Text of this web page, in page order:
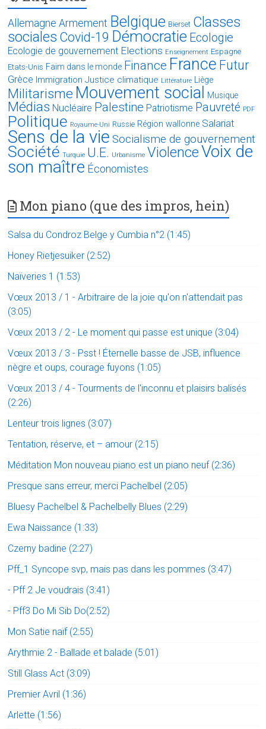
Allemagne Armement Belgique Bierset Classes
sociales Covid-19 Démocratie Ecologie
Ecologie de gouvernement Elections Enseignement Espagne
Etats-Unis Faim dans le monde Finance France Futur
Grèce Immigration Justice climatique Littérature Liège
Militarisme Mouvement social Musique
Médias Nucléaire Palestine Patriotisme Pauvreté PDF
Politique Royaume-Uni Russie Région wallonne Salariat
Sens de la vie Socialisme de gouvernement
Société Turquie U.E. Urbanisme ViolenceVoix de
son maître Économistes
Mon piano (que des impros, hein)
Salsa du Condroz Belge y Cumbia n°2 (1:45)
Honey Rietjesuiker (2:52)
Naïveries 1 (1:53)
Vœux 2013 / 1 - Arbitraire de la joie qu'on n'attendait pas
(3:05)
Vœux 2013 / 2 - Le moment qui passe est unique (3:04)
Vœux 2013 / 3 - Psst ! Éternelle basse de JSB, influence
nègre et oups, courage fuyons (1:05)
Vœux 2013 / 4 - Tourments de l'inconnu et plaisirs balisés
(2:26)
Lenteur trois lignes (3:07)
Tentation, réserve, et – amour (2:15)
Méditation Mon nouveau piano est un piano neuf (2:36)
Presque sans erreur, merci Pachelbel (2:05)
Bluesy Pachelbel & Pachelbelly Blues (2:29)
Ewa Naissance (1:33)
Czerny badine (2:27)
Pff_1 Syncope svp, mais pas dans les pommes (3:47)
- Pff 2 Je voudrais (3:41)
- Pff3 Do Mi Sib Do(2:52)
Mon Satie naïf (2:55)
Arythmie 2 - Ballade et balade (5:01)
Still Glass Act (3:09)
Premier Avril (1:36)
Arlette (1:56)